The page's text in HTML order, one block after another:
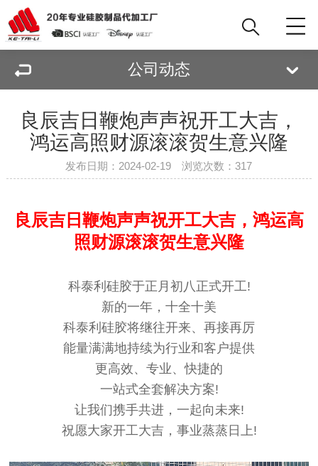
公司动态
良辰吉日鞭炮声声祝开工大吉，
鸿运高照财源滚滚贺生意兴隆
发布日期：2024-02-19 浏览次数：317
良辰吉日鞭炮声声祝开工大吉，鸿运高
照财源滚滚贺生意兴隆
科泰利硅胶于正月初八正式开工!
新的一年，十全十美
科泰利硅胶将继往开来、再接再厉
能量满满地持续为行业和客户提供
更高效、专业、快捷的
一站式全套解决方案!
让我们携手共进，一起向未来!
祝愿大家开工大吉，事业蒸蒸日上!